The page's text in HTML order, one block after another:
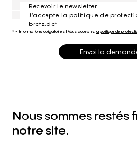
Recevoir le newsletter
J’accepte la politique de
bretz.de*
* = Informations obligatoires | Vous acceptez la politique de
Envoi la
Noussommesrestés
notresite.